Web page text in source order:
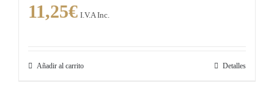
11,25€ I.V.A Inc.
Añadir al carrito Detalles